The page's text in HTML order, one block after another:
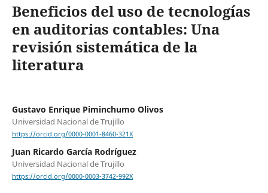
Beneficios del uso de tecnologías
en auditorias contables: Una
revisión sistemática de la
literatura
Gustavo Enrique Piminchumo Olivos
Universidad Nacional de Trujillo
https://orcid.org/0000-0001-8460-321X
Juan Ricardo García Rodríguez
Universidad Nacional de Trujillo
https://orcid.org/0000-0003-3742-992X